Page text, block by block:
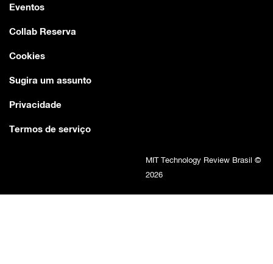
Eventos
Collab Reserva
Cookies
Sugira um assunto
Privacidade
Termos de serviço
MIT Technology Review Brasil ©
2026